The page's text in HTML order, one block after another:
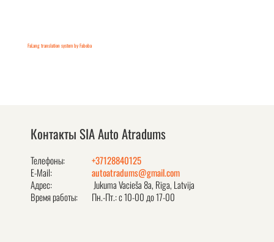
FaLang translation system by Faboba
Контакты SIA Auto Atradums
Телефоны:
+37128840125
E-Mail:
autoatradums@gmail.com
Адрес:
Jukuma Vacieša 8a, Rīga, Latvija
Время работы:
Пн.-Пт.: с 10-00 до 17-00